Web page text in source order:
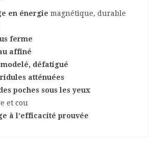
en énergie magnétique, durable
ferme
affiné
défatigué
atténuées
poches sous les yeux
et cou
à l’efficacité prouvée